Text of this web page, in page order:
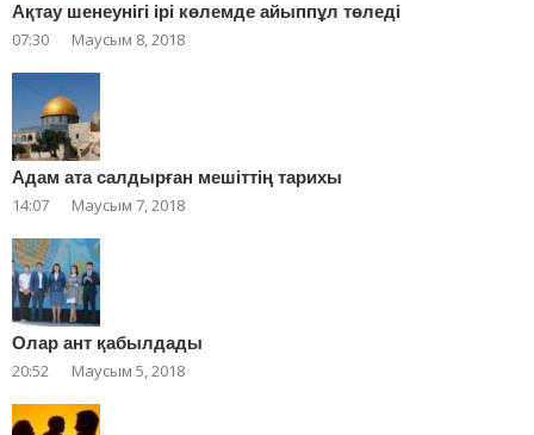
Ақтау шенеунігі ірі көлемде айыппұл төледі
07:30 Маусым 8, 2018
Адам ата салдырған мешіттің тарихы
14:07 Маусым 7, 2018
Олар ант қабылдады
20:52 Маусым 5, 2018